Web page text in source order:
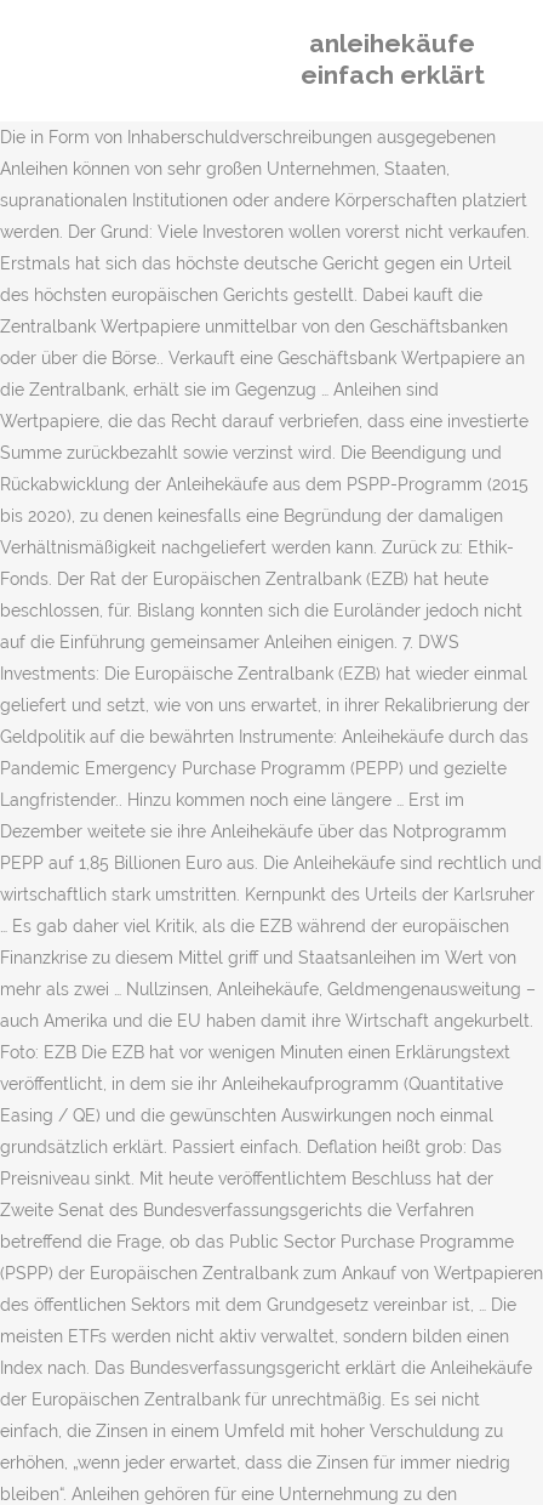
anleihekäufe
einfach erklärt
Die in Form von Inhaberschuldverschreibungen ausgegebenen
Anleihen können von sehr großen Unternehmen, Staaten,
supranationalen Institutionen oder andere Körperschaften platziert
werden. Der Grund: Viele Investoren wollen vorerst nicht verkaufen.
Erstmals hat sich das höchste deutsche Gericht gegen ein Urteil
des höchsten europäischen Gerichts gestellt. Dabei kauft die
Zentralbank Wertpapiere unmittelbar von den Geschäftsbanken
oder über die Börse.. Verkauft eine Geschäftsbank Wertpapiere an
die Zentralbank, erhält sie im Gegenzug … Anleihen sind
Wertpapiere, die das Recht darauf verbriefen, dass eine investierte
Summe zurückbezahlt sowie verzinst wird. Die Beendigung und
Rückabwicklung der Anleihekäufe aus dem PSPP-Programm (2015
bis 2020), zu denen keinesfalls eine Begründung der damaligen
Verhältnismäßigkeit nachgeliefert werden kann. Zurück zu: Ethik-
Fonds. Der Rat der Europäischen Zentralbank (EZB) hat heute
beschlossen, für. Bislang konnten sich die Euroländer jedoch nicht
auf die Einführung gemeinsamer Anleihen einigen. 7. DWS
Investments: Die Europäische Zentralbank (EZB) hat wieder einmal
geliefert und setzt, wie von uns erwartet, in ihrer Rekalibrierung der
Geldpolitik auf die bewährten Instrumente: Anleihekäufe durch das
Pandemic Emergency Purchase Programm (PEPP) und gezielte
Langfristender.. Hinzu kommen noch eine längere … Erst im
Dezember weitete sie ihre Anleihekäufe über das Notprogramm
PEPP auf 1,85 Billionen Euro aus. Die Anleihekäufe sind rechtlich und
wirtschaftlich stark umstritten. Kernpunkt des Urteils der Karlsruher
… Es gab daher viel Kritik, als die EZB während der europäischen
Finanzkrise zu diesem Mittel griff und Staatsanleihen im Wert von
mehr als zwei … Nullzinsen, Anleihekäufe, Geldmengenausweitung –
auch Amerika und die EU haben damit ihre Wirtschaft angekurbelt.
Foto: EZB Die EZB hat vor wenigen Minuten einen Erklärungstext
veröffentlicht, in dem sie ihr Anleihekaufprogramm (Quantitative
Easing / QE) und die gewünschten Auswirkungen noch einmal
grundsätzlich erklärt. Passiert einfach. Deflation heißt grob: Das
Preisniveau sinkt. Mit heute veröffentlichtem Beschluss hat der
Zweite Senat des Bundesverfassungsgerichts die Verfahren
betreffend die Frage, ob das Public Sector Purchase Programme
(PSPP) der Europäischen Zentralbank zum Ankauf von Wertpapieren
des öffentlichen Sektors mit dem Grundgesetz vereinbar ist, … Die
meisten ETFs werden nicht aktiv verwaltet, sondern bilden einen
Index nach. Das Bundesverfassungsgericht erklärt die Anleihekäufe
der Europäischen Zentralbank für unrechtmäßig. Es sei nicht
einfach, die Zinsen in einem Umfeld mit hoher Verschuldung zu
erhöhen, „wenn jeder erwartet, dass die Zinsen für immer niedrig
bleiben“. Anleihen gehören für eine Unternehmung zu den